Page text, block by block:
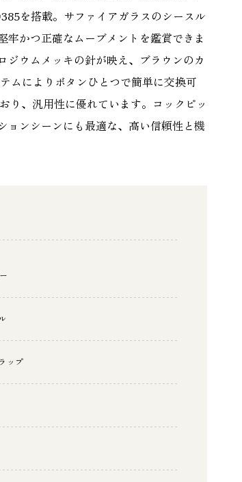
を搭載。サファイアガラスのシースル
かつ正確なムーブメントを鑑賞できま
ウムメッキの針が映え、ブラウンのカ
ムによりボタンひとつで簡単に交換可
り、汎用性に優れています。コックピッ
ョンシーンにも最適な、高い信頼性と機
ップ